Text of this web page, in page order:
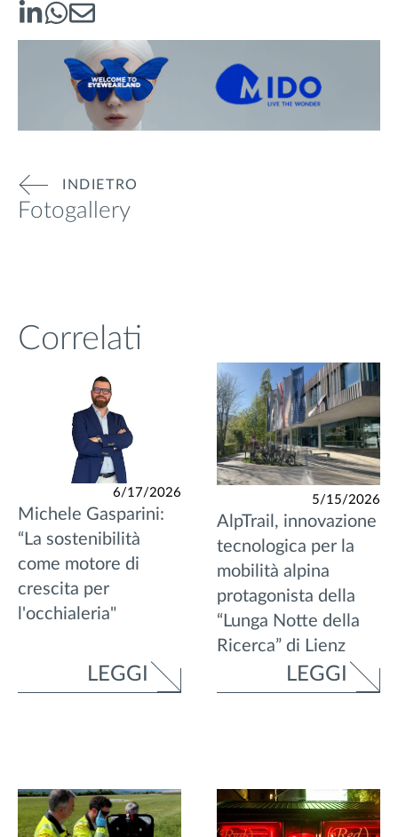
INDIETRO
Fotogallery
Correlati
6/17/2026
Michele Gasparini:
“La sostenibilità
come motore di
crescita per
l'occhialeria"
LEGGI
5/15/2026
AlpTrail, innovazione
tecnologica per la
mobilità alpina
protagonista della
“Lunga Notte della
Ricerca” di Lienz
LEGGI